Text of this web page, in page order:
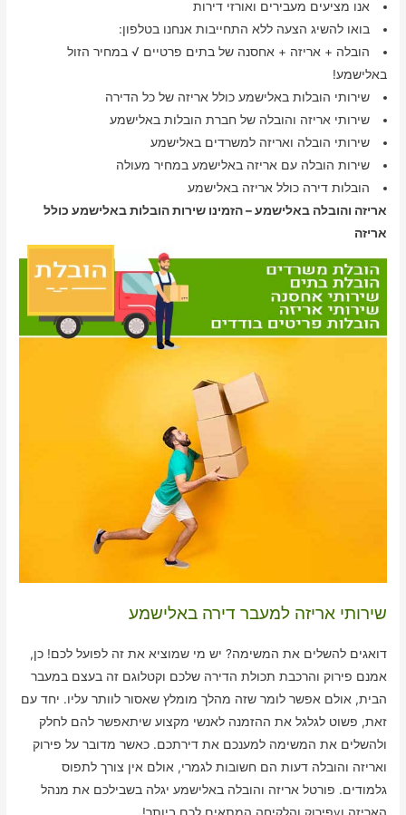
אנו מציעים מעבירים ואורזי דירות
בואו להשיג הצעה ללא התחייבות אנחנו בטלפון:
הובלה + אריזה + אחסנה של בתים פרטיים √ במחיר הזול
באלישמע!
שירותי הובלות באלישמע כולל אריזה של כל הדירה
שירותי אריזה והובלה של חברת הובלות באלישמע
שירותי הובלה ואריזה למשרדים באלישמע
שירות הובלה עם אריזה באלישמע במחיר מעולה
הובלות דירה כולל אריזה באלישמע
אריזה והובלה באלישמע – הזמינו שירות הובלות באלישמע כולל
אריזה
שירותי אריזה למעבר דירה באלישמע
דואגים להשלים את המשימה? יש מי שמוציא את זה לפועל לכם! כן,
אמנם פירוק והרכבת תכולת הדירה שלכם וקטלוגם זה בעצם במעבר
הבית, אולם אפשר לומר שזה מהלך מומלץ שאסור לוותר עליו. יחד עם
זאת, פשוט לגלגל את ההזמנה לאנשי מקצוע שיתאפשר להם לחלק
ולהשלים את המשימה למענכם את דירתכם. כאשר מדובר על פירוק
ואריזה והובלה דעות הם חשובות לגמרי, אולם אין צורך לתפוס
גלמודים. פורטל אריזה והובלה באלישמע יגלה בשבילכם את מנהל
האריזה וvפירוק והלקיחה המתאים לכם ביותר!